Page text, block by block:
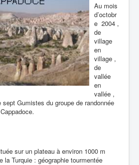
Au mois
d’octobr
e 2004 ,
de
village
en
village ,
de
vallée
en
vallée ,
sept Gumistes du groupe de randonnée
sur un plateau à environ 1000 m
la Turquie : géographie tourmentée